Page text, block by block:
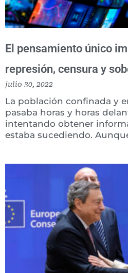
El pensamiento único
represión, censura y
julio 30, 2022
La población confinada y
pasaba horas y horas
intentando obtener
estaba sucediendo.